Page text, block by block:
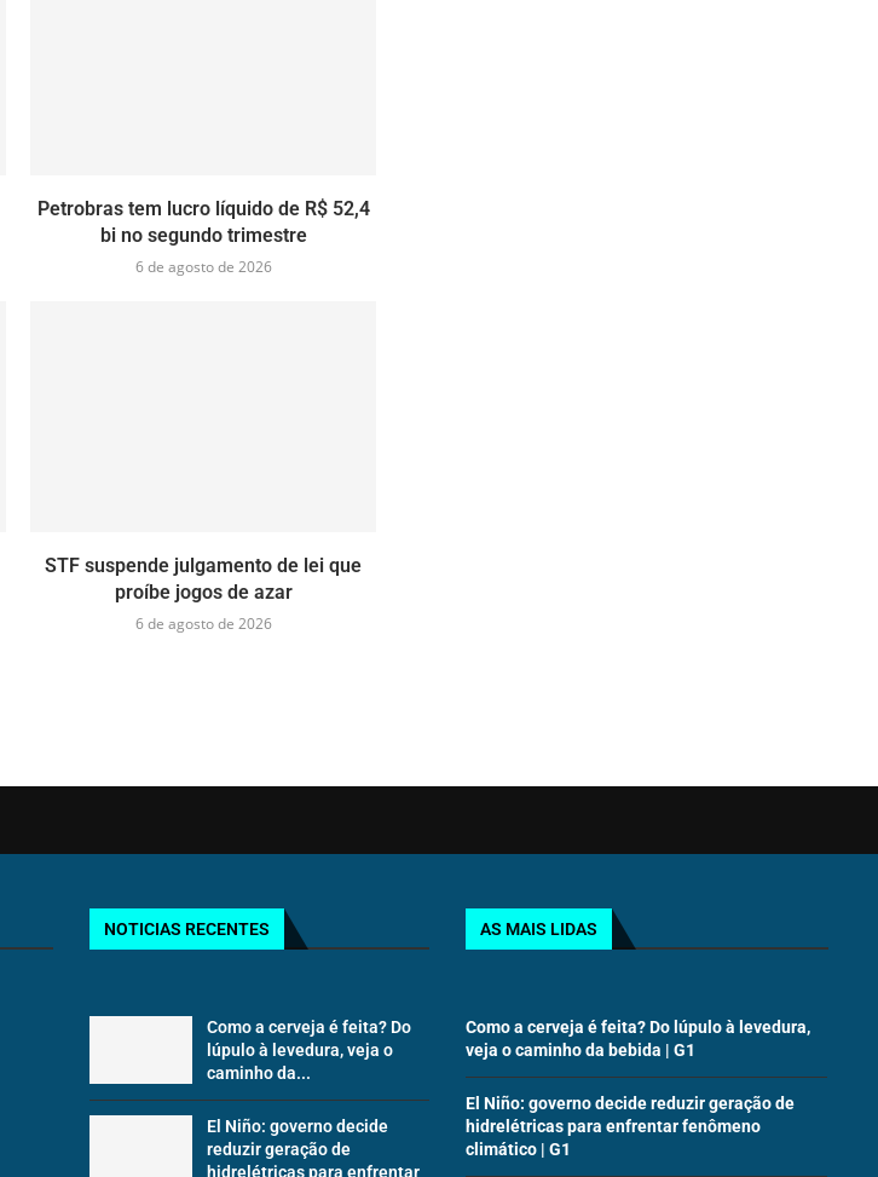
Petrobras tem lucro líquido de R$ 52,4
bi no segundo trimestre
6 de agosto de 2026
STF suspende julgamento de lei que
proíbe jogos de azar
6 de agosto de 2026
NOTICIAS RECENTES
Como a cerveja é feita? Do
lúpulo à levedura, veja o
caminho da...
El Niño: governo decide
reduzir geração de
hidrelétricas para enfrentar
AS MAIS LIDAS
Como a cerveja é feita? Do lúpulo à levedura,
veja o caminho da bebida | G1
El Niño: governo decide reduzir geração de
hidrelétricas para enfrentar fenômeno
climático | G1